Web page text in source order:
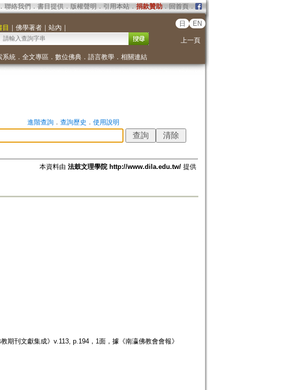
聯絡我們 ． 書目提供． 版權聲明 ． 引用本站． 捐款贊助．回首頁．
目 ｜ 佛學著者｜ 站內 ｜
日 EN
上一頁
系統． 全文專區 ． 數位佛典． 語言教學． 相關連結
進階查詢． 查詢歷史 ． 使用說明
本資料由 法鼓文理學院 http://www.dila.edu.tw/提供
期刊文獻集成》v.113, p.194，1面，據《南瀛佛教會會報》